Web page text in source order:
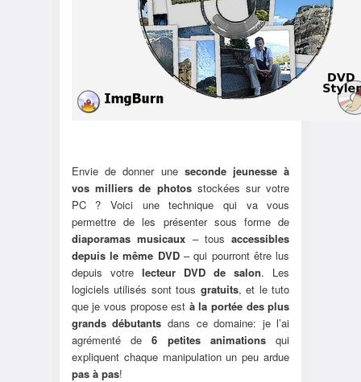
Envie de donner une seconde jeunesse à
vos milliers de photosstockées sur votre
PC ? Voici une technique qui va vous
permettre de les présenter sous forme de
diaporamas musicaux – tousaccessibles
depuis le même DVD– qui pourront être lus
depuis votre lecteur DVD de salon. Les
logiciels utilisés sont tous gratuits, et le tuto
que je vous propose est à la portée des plus
grands débutants dans ce domaine: je l’ai
agrémenté de6 petites animations qui
expliquent chaque manipulation un peu ardue
pas à pas!